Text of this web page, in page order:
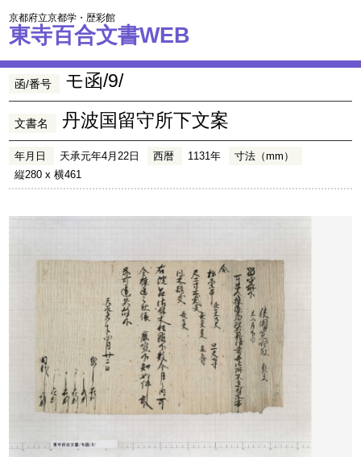
京都府立京都学・歴彩館
東寺百合文書WEB
函/番号 モ函/9/
文書名 丹波国留守所下文案
年月日 天承元年4月22日 西暦 1131年
寸法（mm）
縦280 x 横461